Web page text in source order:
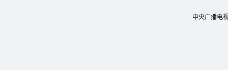
中央广播电